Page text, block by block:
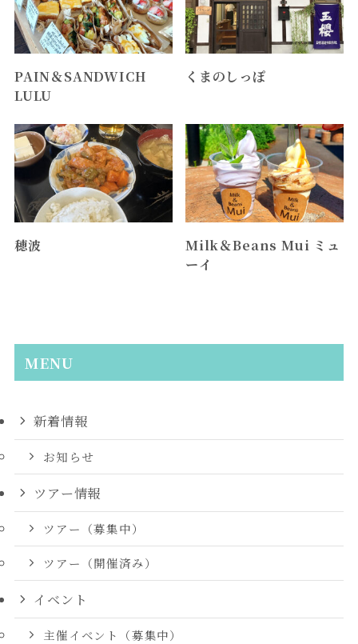
PAIN＆SANDWICH
LULU
くまのしっぽ
穂波
Milk＆Beans Mui ミュ
ーイ
MENU
新着情報
お知らせ
ツアー情報
ツアー（募集中）
ツアー（開催済み）
イベント
主催イベント（募集中）